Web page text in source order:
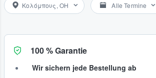
Κολόμπους, OH Alle Termine
100 % Garantie
Wir sichern jede Bestellung ab